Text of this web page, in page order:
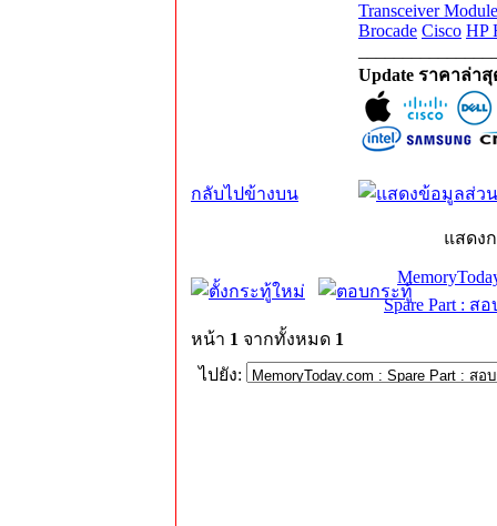
Transceiver
Brocade Cisco HP
Update ราคาล่า
กลับไปข้างบน
แสดง
Spare Part : ส
หน้า 1 จากทั้งหมด 1
ไปยัง: